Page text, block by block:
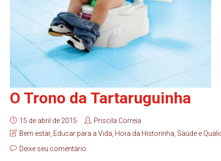
O Trono da Tartaruguinha
15 de abril de 2015
Priscila Correia
Bem estar, Educar para a Vida Hora da Historinha Saúde e
Deixe seu comentário